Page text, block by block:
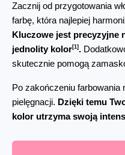
Zacznij od przygotowania
Kluczowe jest precyzyjne
jednolity kolor [1] .
skutecznie pomogą
Po zakończeniu farbowania
pielęgnacji. Dzięki temu
kolor utrzyma swoją